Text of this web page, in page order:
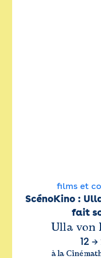
films et
ScénoKino :
fait
Ulla von
12 →
à la